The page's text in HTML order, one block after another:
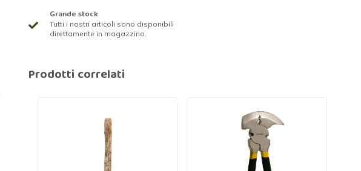
Grande stock
Tutti i nostri articoli sono disponibili
direttamente in magazzino.
Prodotti correlati